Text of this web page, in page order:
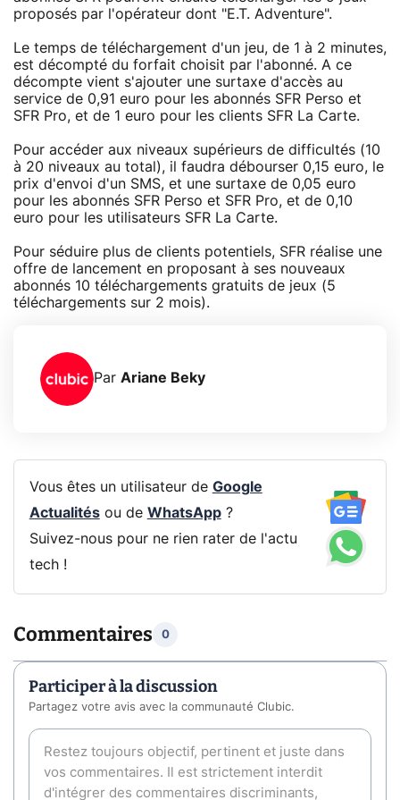
proposés par l'opérateur dont "E.T. Adventure".
Le temps de téléchargement d'un jeu, de 1 à 2 minutes,
est décompté du forfait choisit par l'abonné. A ce
décompte vient s'ajouter une surtaxe d'accès au
service de 0,91 euro pour les abonnés SFR Perso et
SFR Pro, et de 1 euro pour les clients SFR La Carte.
Pour accéder aux niveaux supérieurs de difficultés (10
à 20 niveaux au total), il faudra débourser 0,15 euro, le
prix d'envoi d'un SMS, et une surtaxe de 0,05 euro
pour les abonnés SFR Perso et SFR Pro, et de 0,10
euro pour les utilisateurs SFR La Carte.
Pour séduire plus de clients potentiels, SFR réalise une
offre de lancement en proposant à ses nouveaux
abonnés 10 téléchargements gratuits de jeux (5
téléchargements sur 2 mois).
Par Ariane Beky
Vous êtes un utilisateur de Google
Actualitésou de WhatsApp?
Suivez-nous pour ne rien rater de l'actu
tech !
Commentaires 0
Participer à la discussion
Partagez votre avis avec la communauté Clubic.